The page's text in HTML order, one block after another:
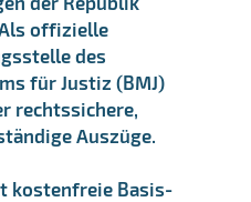
offizielle
des
für Justiz (BMJ)
rechtssichere,
Auszüge.
kostenfreie Basis-